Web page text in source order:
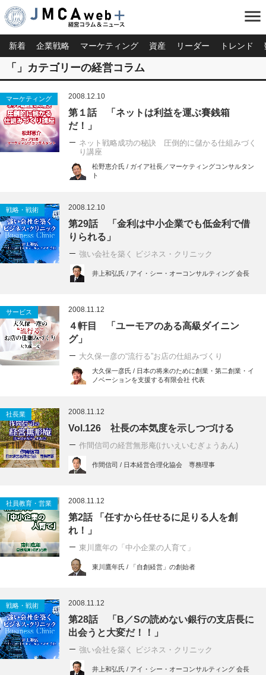
menu
新着 企業戦略 マーケティング 資産 リーダー トレンド
「」カテゴリーの経営コラム
マーケティング 2008.12.10
第１話 「ネットは利益を運ぶ賽銭箱
だ！」
ネット戦略成功の秘訣 圧倒的に儲かる仕組みづく
り講座
松野恵介氏 / ガイア社長／マーケティングコンサルタン
ト
戦略・戦術 2008.12.10
第29話 「金利は中小企業でも低金利で借
りられる」
強い会社を築く ビジネス・クリニック
井上和弘氏 / アイ・シー・オーコンサルティング 会長
サービス 2008.11.12
４軒目 「ユーモアのある高級ダイニン
グ」
大久保一彦の“流行る”お店の仕組みづくり
大久保一彦氏 / 日本の将来のために創業・第二創業・イ
ノベーションを支援する有限会社 代表
社長業 2008.11.12
Vol.126 社長の本気度を示しつづける
作間信司の経営無形庵(けいえいむぎょうあん)
作間信司 / 日本経営合理化協会 専務理事
社員教育・営業 2008.11.12
第2話 「任すから任せるに足りる人を創
れ！」
東川鷹年の「中小企業の人育て」
東川鷹年氏 / 「自創経営」の創始者
戦略・戦術 2008.11.12
第28話 「B／Sの読めない銀行の支店長に
出会うと大変だ！！」
強い会社を築く ビジネス・クリニック
井上和弘氏 / アイ・シー・オーコンサルティング 会長